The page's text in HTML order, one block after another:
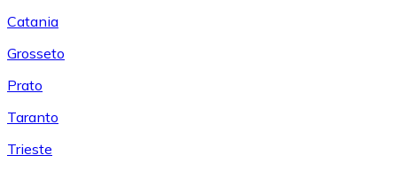
Catania
Grosseto
Prato
Taranto
Trieste